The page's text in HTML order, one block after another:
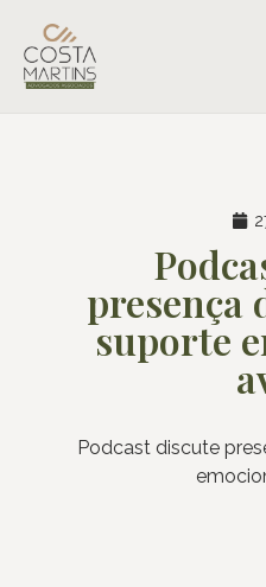
presença
suporte
Podcast discute